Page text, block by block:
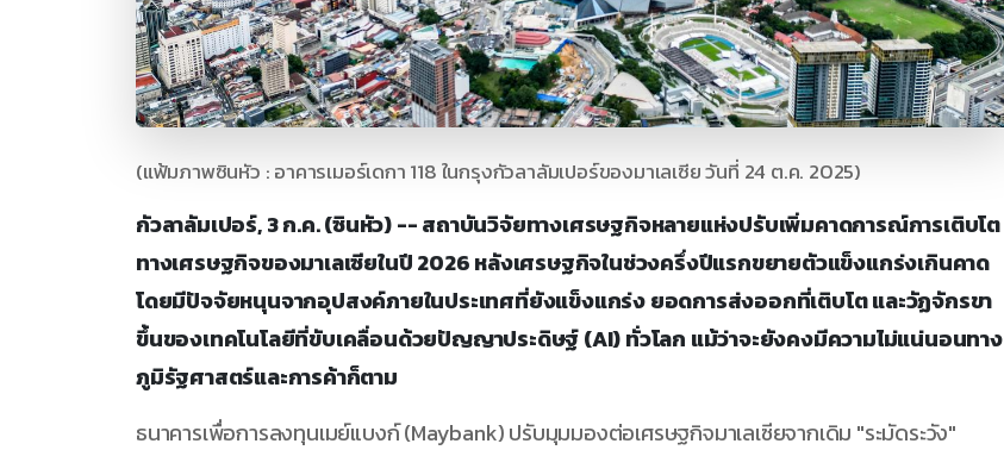
(แฟ้มภาพซินหัว : อาคารเมอร์เดกา 118 ในกรุงกัวลาลัมเปอร์ของมาเลเซีย วันที่ 24 ต.ค. 2025)
กัวลาลัมเปอร์, 3 ก.ค. (ซินหัว) -- สถาบันวิจัยทางเศรษฐกิจหลายแห่งปรับเพิ่มคาดการณ์การเติบโต
ทางเศรษฐกิจของมาเลเซียในปี 2026 หลังเศรษฐกิจในช่วงครึ่งปีแรกขยายตัวแข็งแกร่งเกินคาด
โดยมีปัจจัยหนุนจากอุปสงค์ภายในประเทศที่ยังแข็งแกร่ง ยอดการส่งออกที่เติบโต และวัฏจักรขา
ขึ้นของเทคโนโลยีที่ขับเคลื่อนด้วยปัญญาประดิษฐ์ (AI) ทั่วโลก แม้ว่าจะยังคงมีความไม่แน่นอนทาง
ภูมิรัฐศาสตร์และการค้าก็ตาม
ธนาคารเพื่อการลงทุนเมย์แบงก์ (Maybank) ปรับมุมมองต่อเศรษฐกิจมาเลเซียจากเดิม "ระมัดระวัง"